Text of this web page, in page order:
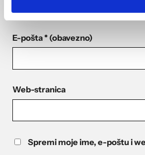
E-pošta* (obavezno)
Web-stranica
Spremi moje ime, e-poštu i